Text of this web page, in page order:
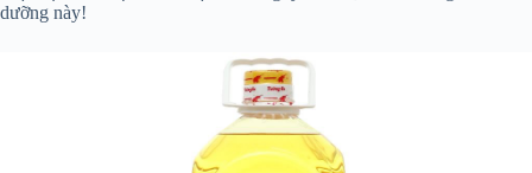
dưỡng này!